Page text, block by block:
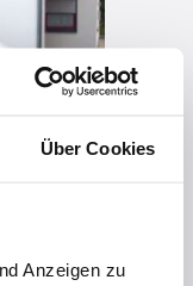
Über Cookies
Anzeigen zu
Nachhaltige Energiegewinnung mit der eigenen Kläranlage